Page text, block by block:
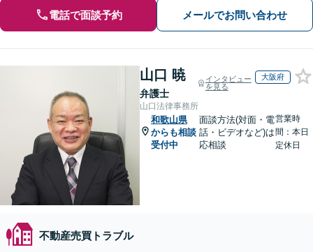
電話で面談予約 メールでお問い合わせ
山口 暁
弁護士
インタビュー
を見る
大阪府
山口法律事務所
和歌山県
からも相談
受付中
面談方法(対面・電
話・ビデオなど)は
応相談
営業時
間：本日
定休日
不動産売買トラブル